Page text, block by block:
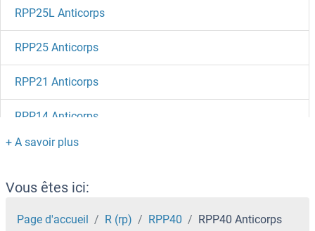
RPP25L Anticorps
RPP25 Anticorps
RPP21 Anticorps
RPP14 Anticorps
RPN1 Anticorps
RPLP2 Anticorps
RPLP1 Anticorps
Vous êtes ici:
Page d'accueil R (rp) RPP40 RPP40 Anticorps